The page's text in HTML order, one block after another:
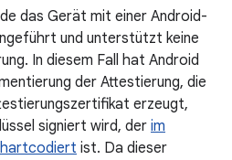
das Gerät mit einer Android-
und unterstützt keine
In diesem Fall hat Android
der Attestierung, die
erzeugt,
signiert wird, der im
ist. Da dieser